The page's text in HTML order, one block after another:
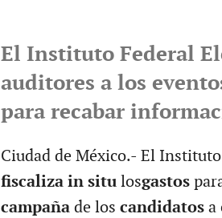
El Instituto Federal
auditores a los
para recabar
Ciudad de México.- El
fiscaliza in situlosgastos
campañade los candidatosa